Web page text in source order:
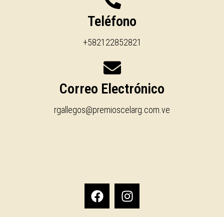
Teléfono
+582122852821
Correo Electrónico
rgallegos@premioscelarg.com.ve